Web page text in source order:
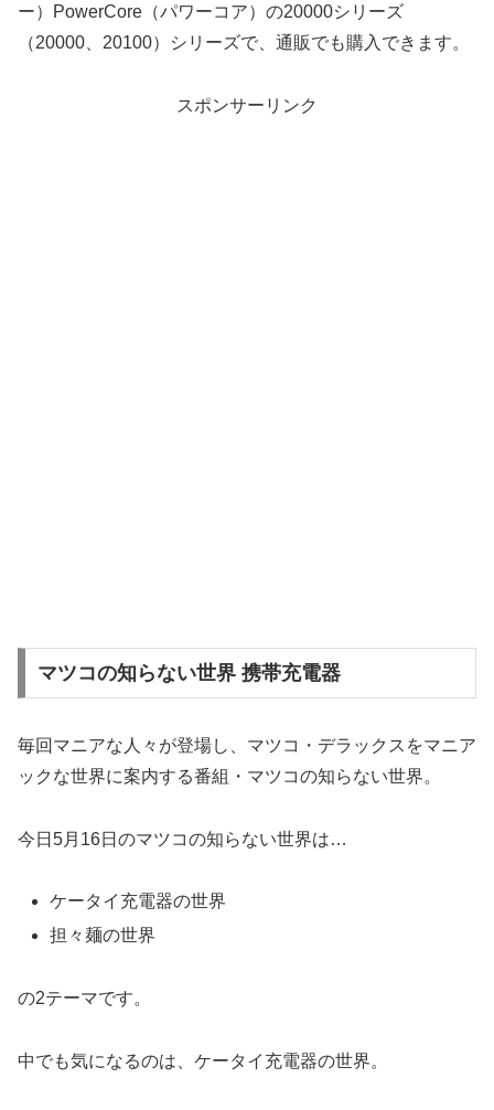
ー）PowerCore（パワーコア）の20000シリーズ
（20000、20100）シリーズで、通販でも購入できます。
スポンサーリンク
マツコの知らない世界 携帯充電器
毎回マニアな人々が登場し、マツコ・デラックスをマニア
ックな世界に案内する番組・マツコの知らない世界。
今日5月16日のマツコの知らない世界は…
ケータイ充電器の世界
担々麺の世界
の2テーマです。
中でも気になるのは、ケータイ充電器の世界。